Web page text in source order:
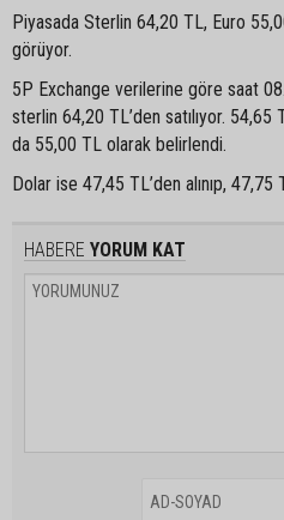
Piyasada Sterlin 64,20 TL, Euro
görüyor.
5P Exchange verilerine göre saat
sterlin 64,20 TL’den satılıyor. 54,65
da 55,00 TL olarak belirlendi.
Dolar ise 47,45 TL’den alınıp, 47,75
HABERE YORUM KAT